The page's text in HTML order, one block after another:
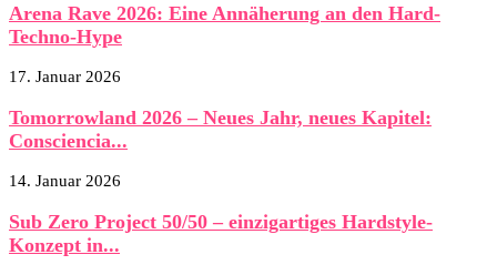
Arena Rave 2026: Eine Annäherung an den Hard-
Techno-Hype
17. Januar 2026
Tomorrowland 2026 – Neues Jahr, neues Kapitel:
Consciencia...
14. Januar 2026
Sub Zero Project 50/50 – einzigartiges Hardstyle-
Konzept in...